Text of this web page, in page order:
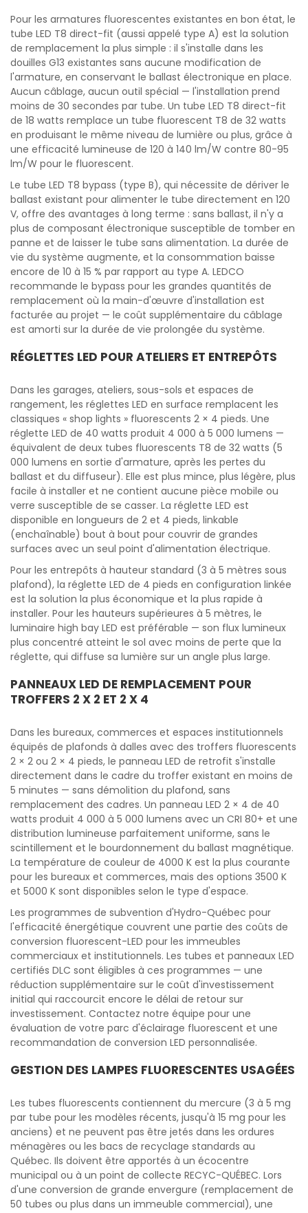
Pour les armatures fluorescentes existantes en bon état, le
tube LED T8 direct-fit (aussi appelé type A) est la solution
de remplacement la plus simple : il s'installe dans les
douilles G13 existantes sans aucune modification de
l'armature, en conservant le ballast électronique en place.
Aucun câblage, aucun outil spécial — l'installation prend
moins de 30 secondes par tube. Un tube LED T8 direct-fit
de 18 watts remplace un tube fluorescent T8 de 32 watts
en produisant le même niveau de lumière ou plus, grâce à
une efficacité lumineuse de 120 à 140 lm/W contre 80-95
lm/W pour le fluorescent.
Le tube LED T8 bypass (type B), qui nécessite de dériver le
ballast existant pour alimenter le tube directement en 120
V, offre des avantages à long terme : sans ballast, il n'y a
plus de composant électronique susceptible de tomber en
panne et de laisser le tube sans alimentation. La durée de
vie du système augmente, et la consommation baisse
encore de 10 à 15 % par rapport au type A. LEDCO
recommande le bypass pour les grandes quantités de
remplacement où la main-d'œuvre d'installation est
facturée au projet — le coût supplémentaire du câblage
est amorti sur la durée de vie prolongée du système.
RÉGLETTES LED POUR ATELIERS ET ENTREPÔTS
Dans les garages, ateliers, sous-sols et espaces de
rangement, les réglettes LED en surface remplacent les
classiques « shop lights » fluorescents 2 × 4 pieds. Une
réglette LED de 40 watts produit 4 000 à 5 000 lumens —
équivalent de deux tubes fluorescents T8 de 32 watts (5
000 lumens en sortie d'armature, après les pertes du
ballast et du diffuseur). Elle est plus mince, plus légère, plus
facile à installer et ne contient aucune pièce mobile ou
verre susceptible de se casser. La réglette LED est
disponible en longueurs de 2 et 4 pieds, linkable
(enchaînable) bout à bout pour couvrir de grandes
surfaces avec un seul point d'alimentation électrique.
Pour les entrepôts à hauteur standard (3 à 5 mètres sous
plafond), la réglette LED de 4 pieds en configuration linkée
est la solution la plus économique et la plus rapide à
installer. Pour les hauteurs supérieures à 5 mètres, le
luminaire high bay LED est préférable — son flux lumineux
plus concentré atteint le sol avec moins de perte que la
réglette, qui diffuse sa lumière sur un angle plus large.
PANNEAUX LED DE REMPLACEMENT POUR
TROFFERS 2 X 2 ET 2 X 4
Dans les bureaux, commerces et espaces institutionnels
équipés de plafonds à dalles avec des troffers fluorescents
2 × 2 ou 2 × 4 pieds, le panneau LED de retrofit s'installe
directement dans le cadre du troffer existant en moins de
5 minutes — sans démolition du plafond, sans
remplacement des cadres. Un panneau LED 2 × 4 de 40
watts produit 4 000 à 5 000 lumens avec un CRI 80+ et une
distribution lumineuse parfaitement uniforme, sans le
scintillement et le bourdonnement du ballast magnétique.
La température de couleur de 4000 K est la plus courante
pour les bureaux et commerces, mais des options 3500 K
et 5000 K sont disponibles selon le type d'espace.
Les programmes de subvention d'Hydro-Québec pour
l'efficacité énergétique couvrent une partie des coûts de
conversion fluorescent-LED pour les immeubles
commerciaux et institutionnels. Les tubes et panneaux LED
certifiés DLC sont éligibles à ces programmes — une
réduction supplémentaire sur le coût d'investissement
initial qui raccourcit encore le délai de retour sur
investissement. Contactez notre équipe pour une
évaluation de votre parc d'éclairage fluorescent et une
recommandation de conversion LED personnalisée.
GESTION DES LAMPES FLUORESCENTES USAGÉES
Les tubes fluorescents contiennent du mercure (3 à 5 mg
par tube pour les modèles récents, jusqu'à 15 mg pour les
anciens) et ne peuvent pas être jetés dans les ordures
ménagères ou les bacs de recyclage standards au
Québec. Ils doivent être apportés à un écocentre
municipal ou à un point de collecte RECYC-QUÉBEC. Lors
d'une conversion de grande envergure (remplacement de
50 tubes ou plus dans un immeuble commercial), une